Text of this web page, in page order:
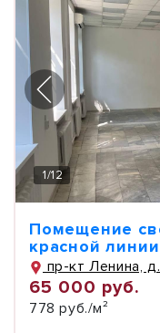
1/12
Помещение
красной линии
пр-кт Ленина,
65 000 руб.
778 руб./м²